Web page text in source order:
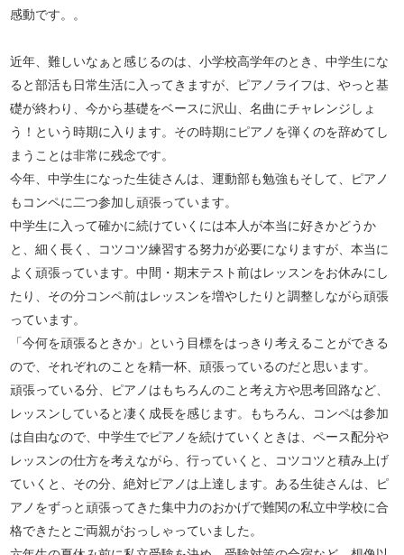
感動です。。
近年、難しいなぁと感じるのは、小学校高学年のとき、中学生にな
ると部活も日常生活に入ってきますが、ピアノライフは、やっと基
礎が終わり、今から基礎をベースに沢山、名曲にチャレンジしょ
う！という時期に入ります。その時期にピアノを弾くのを辞めてし
まうことは非常に残念です。
今年、中学生になった生徒さんは、運動部も勉強もそして、ピアノ
もコンペに二つ参加し頑張っています。
中学生に入って確かに続けていくには本人が本当に好きかどうか
と、細く長く、コツコツ練習する努力が必要になりますが、本当に
よく頑張っています。中間・期末テスト前はレッスンをお休みにし
たり、その分コンペ前はレッスンを増やしたりと調整しながら頑張
っています。
「今何を頑張るときか」という目標をはっきり考えることができる
ので、それぞれのことを精一杯、頑張っているのだと思います。
頑張っている分、ピアノはもちろんのこと考え方や思考回路など、
レッスンしていると凄く成長を感じます。もちろん、コンペは参加
は自由なので、中学生でピアノを続けていくときは、ペース配分や
レッスンの仕方を考えながら、行っていくと、コツコツと積み上げ
ていくと、その分、絶対ピアノは上達します。ある生徒さんは、ピ
アノをずっと頑張ってきた集中力のおかげで難関の私立中学校に合
格できたとご両親がおっしゃっていました。